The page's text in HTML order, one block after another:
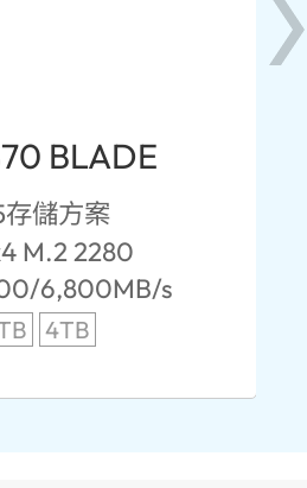
BLADE
存儲方案
M.2 2280
6,800MB/s
4TB